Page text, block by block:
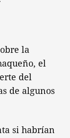
la
el
del
de algunos
si habrían